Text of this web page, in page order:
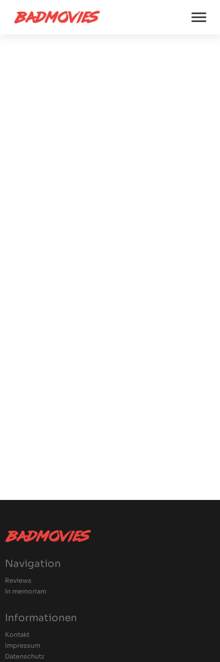
Navigation
Reviews
In memoriam
Informationen
Kontakt
Impressum
Datenschutz